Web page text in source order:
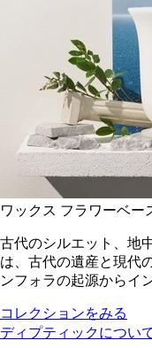
ワックス フラワーベー
古代のシルエット、地
は、古代の遺産と現代
ンフォラの起源からイ
コレクションをみる
ディプティックについ